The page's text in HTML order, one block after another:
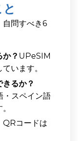
自問すべき6
か？ UPeSIM
います。
るか？
・スペイン語
QRコードは